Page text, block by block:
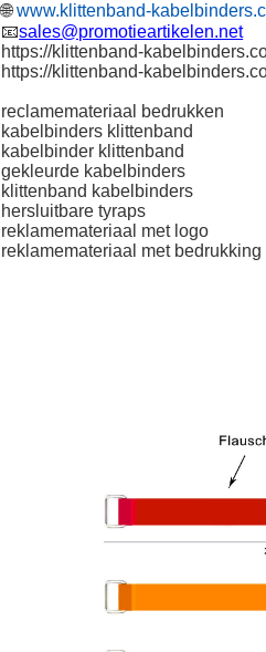
🌐www.klittenband-
📧sales@promotieartikelen.net
https://klittenband-
https://klittenband-
reclamemateriaal bedrukken
kabelbinders klittenband
kabelbinder klittenband
gekleurde kabelbinders
klittenband kabelbinders
hersluitbare tyraps
reklamemateriaal met logo
reklamemateriaal met bedrukking